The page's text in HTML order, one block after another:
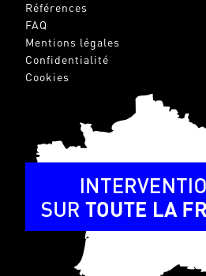
Références
FAQ
Mentions légales
Confidentialité
Cookies